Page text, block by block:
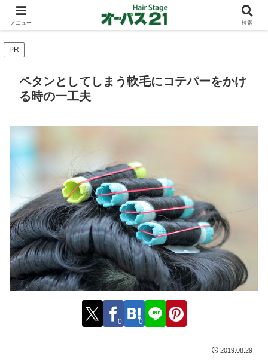
ショートカットとボブスタイルのお客様が多い東大阪のヘアーサロン 店長の与
太話
PR
ペタンとしてしまう軟毛にコテパーをかけ
る時の一工夫
0 0
2019.08.29
メニュー 検索